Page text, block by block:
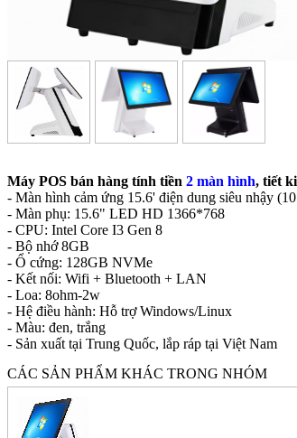
Máy POS bán hàng tính tiền 2 màn hình, tiết
- Màn hình cảm ứng 15.6' điện dung siêu nhậy
- Màn phụ: 15.6" LED HD 1366*768
- CPU: Intel Core I3 Gen 8
- Bộ nhớ 8GB
- Ổ cứng: 128GB NVMe
- Kết nối: Wifi + Bluetooth + LAN
- Loa: 8ohm-2w
- Hệ điều hành: Hỗ trợ Windows/Linux
- Màu: đen, trắng
- Sản xuất tại Trung Quốc, lắp ráp tại Việt Nam
CÁC SẢN PHẨM KHÁC TRONG NHÓM